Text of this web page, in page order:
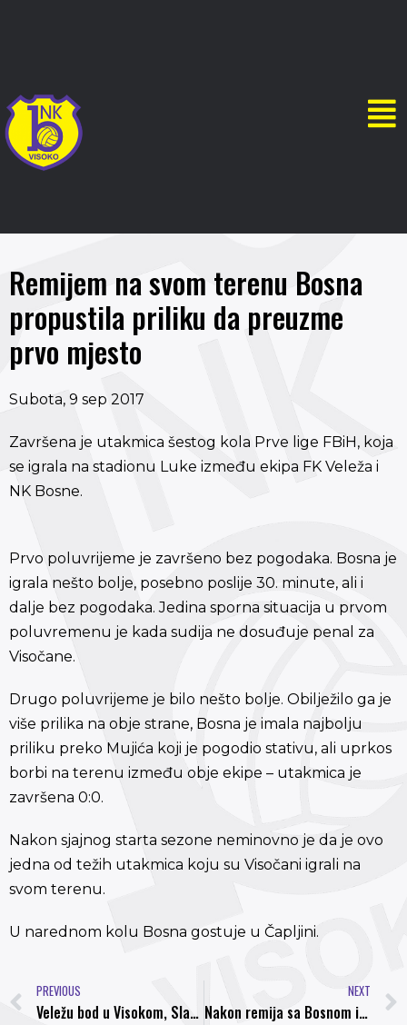
Remijem na svom terenu Bosna
propustila priliku da preuzme
prvo mjesto
Subota, 9 sep 2017
Završena je utakmica šestog kola Prve lige FBiH, koja
se igrala na stadionu Luke između ekipa FK Veleža i
NK Bosne.
Prvo poluvrijeme je završeno bez pogodaka. Bosna je
igrala nešto bolje, posebno poslije 30. minute, ali i
dalje bez pogodaka. Jedina sporna situacija u prvom
poluvremenu je kada sudija ne dosuđuje penal za
Visočane.
Drugo poluvrijeme je bilo nešto bolje. Obilježilo ga je
više prilika na obje strane, Bosna je imala najbolju
priliku preko Mujića koji je pogodio stativu, ali uprkos
borbi na terenu između obje ekipe – utakmica je
završena 0:0.
Nakon sjajnog starta sezone neminovno je da je ovo
jedna od težih utakmica koju su Visočani igrali na
svom terenu.
U narednom kolu Bosna gostuje u Čapljini.
PREVIOUS
Veležu bod u Visokom, Slaven i Orašje sigurni
NEXT
Nakon remija sa Bosnom i poraza od Iskre, Elvedin Beganović više nije trener FK Rudar